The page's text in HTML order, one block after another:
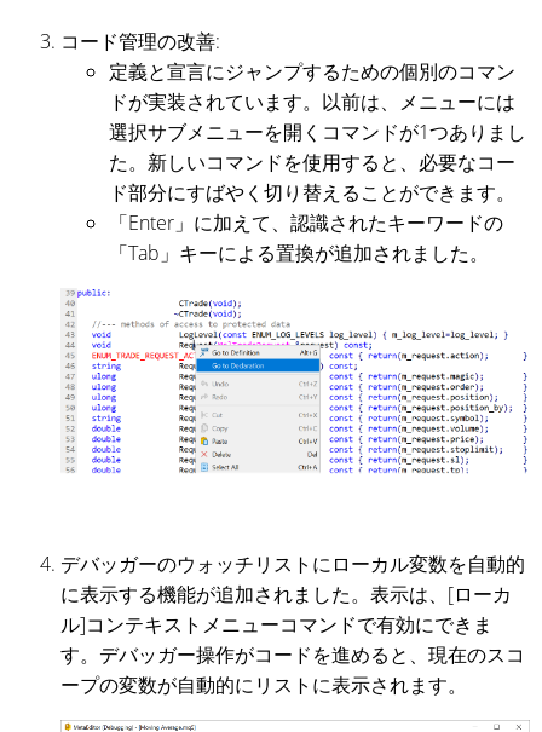
コード管理の改善:
定義と宣言にジャンプするための個別のコマン
ドが実装されています。以前は、メニューには
選択サブメニューを開くコマンドが1つありまし
た。新しいコマンドを使用すると、必要なコー
ド部分にすばやく切り替えることができます。
「Enter」に加えて、認識されたキーワードの
「Tab」キーによる置換が追加されました。
デバッガーのウォッチリストにローカル変数を自動的
に表示する機能が追加されました。表示は、[ローカ
ル]コンテキストメニューコマンドで有効にできま
す。デバッガー操作がコードを進めると、現在のスコ
ープの変数が自動的にリストに表示されます。